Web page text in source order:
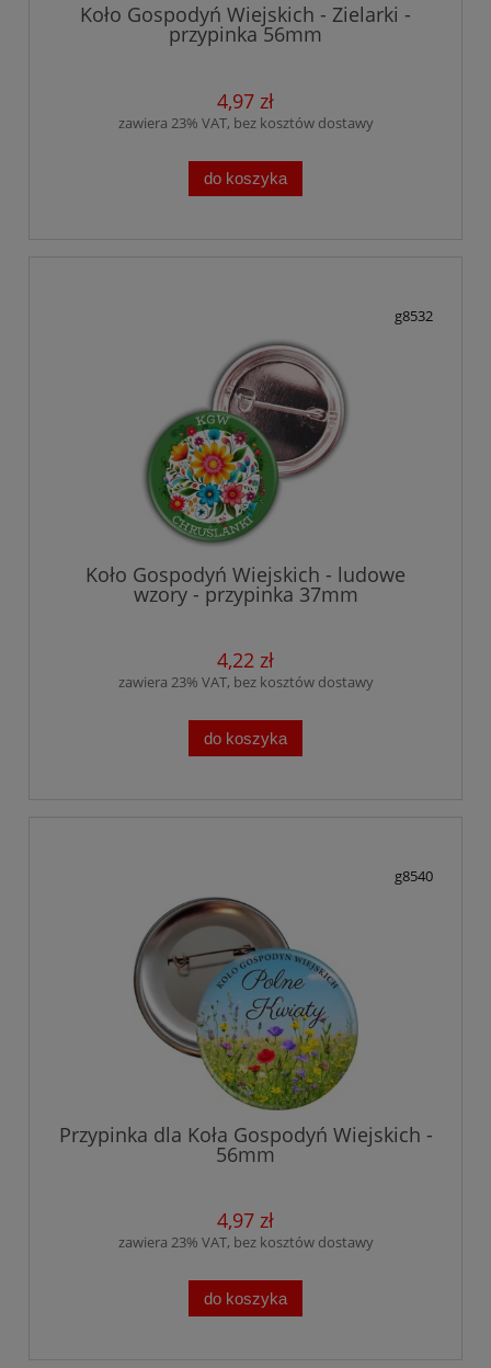
Koło Gospodyń Wiejskich - Zielarki -
przypinka 56mm
4,97 zł
zawiera 23% VAT, bez kosztów dostawy
do koszyka
g8532
Koło Gospodyń Wiejskich - ludowe
wzory - przypinka 37mm
4,22 zł
zawiera 23% VAT, bez kosztów dostawy
do koszyka
g8540
Przypinka dla Koła Gospodyń Wiejskich -
56mm
4,97 zł
zawiera 23% VAT, bez kosztów dostawy
do koszyka